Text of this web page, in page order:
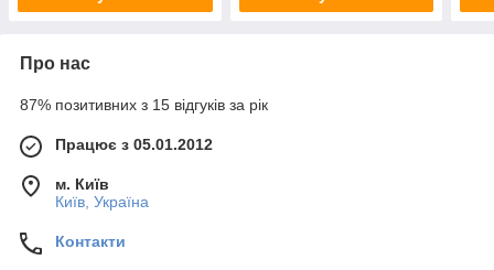
Про нас
87% позитивних з 15 відгуків за рік
Працює з 05.01.2012
м. Київ
Київ, Україна
Контакти